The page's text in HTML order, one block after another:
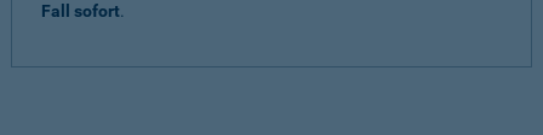
Fall sofort.